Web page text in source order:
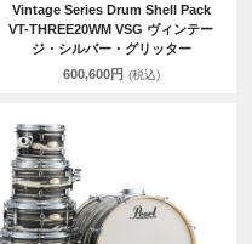
Vintage Series Drum Shell Pack
VT-THREE20WM VSG ヴィンテー
ジ・シルバー・グリッター
600,600円 (税込)